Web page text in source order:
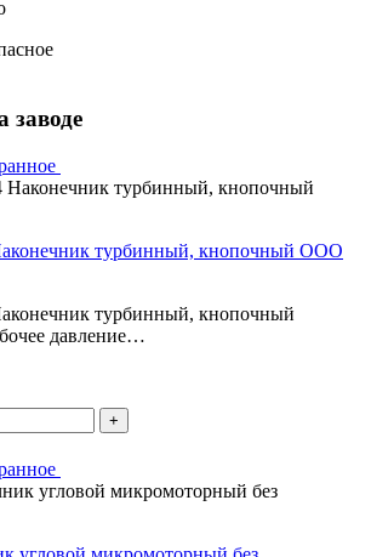
заводе
турбинный, кнопочный ООО
турбинный, кнопочный
давление…
+